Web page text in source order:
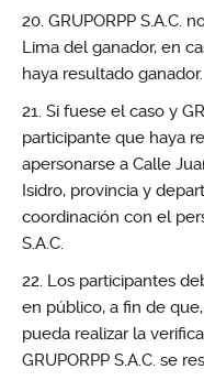
GRUPORPP S.A.C.
Lima del ganador, en
haya resultado ganador.
Si fuese el caso y
participante que haya
apersonarse a Calle
Isidro, provincia y
coordinación con el
S.A.C.
Los participantes
en público, a fin de
pueda realizar la
GRUPORPP S.A.C. se